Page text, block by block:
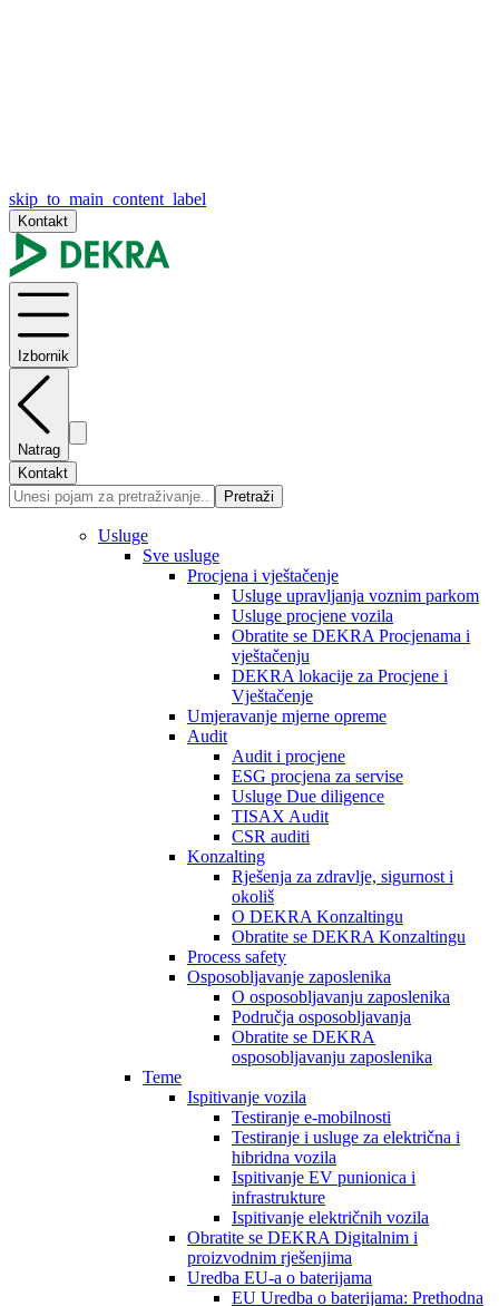
skip_to_main_content_label
Kontakt
Izbornik
Natrag
Kontakt
Pretraži
Usluge
Sve usluge
Procjena i vještačenje
Usluge upravljanja voznim parkom
Usluge procjene vozila
Obratite se DEKRA Procjenama i
vještačenju
DEKRA lokacije za Procjene i
Vještačenje
Umjeravanje mjerne opreme
Audit
Audit i procjene
ESG procjena za servise
Usluge Due diligence
TISAX Audit
CSR auditi
Konzalting
Rješenja za zdravlje, sigurnost i
okoliš
O DEKRA Konzaltingu
Obratite se DEKRA Konzaltingu
Process safety
Osposobljavanje zaposlenika
O osposobljavanju zaposlenika
Područja osposobljavanja
Obratite se DEKRA
osposobljavanju zaposlenika
Teme
Ispitivanje vozila
Testiranje e-mobilnosti
Testiranje i usluge za električna i
hibridna vozila
Ispitivanje EV punionica i
infrastrukture
Ispitivanje električnih vozila
Obratite se DEKRA Digitalnim i
proizvodnim rješenjima
Uredba EU-a o baterijama
EU Uredba o baterijama: Prethodna